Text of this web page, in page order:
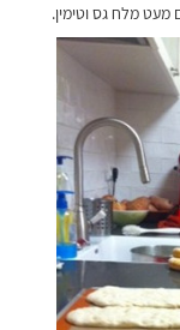
מעט מלח גס וטימין.